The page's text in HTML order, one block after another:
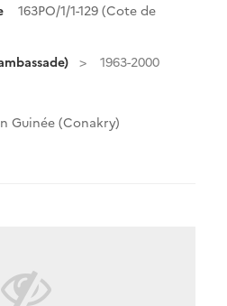
163PO/1/1-129 (Cote de
1963-2000
Guinée (Conakry)